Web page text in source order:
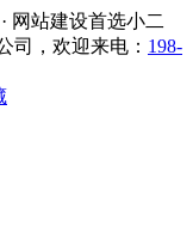
网站建设首选小二
司，欢迎来电： 198-